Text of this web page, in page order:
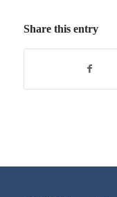
Share this entry